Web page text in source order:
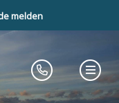
melden